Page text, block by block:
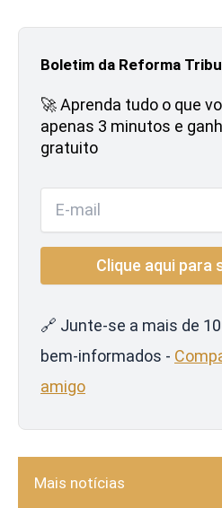
Boletim da Reforma
🚀 Aprenda tudo o que
apenas 3 minutos e
gratuito
🔗 Junte-se a mais de
bem-informados -
amigo
Mais notícias